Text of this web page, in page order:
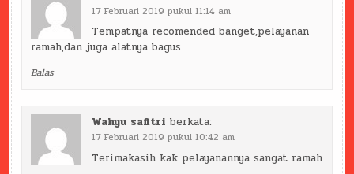
17 Februari 2019 pukul 11:14 am
Tempatnya recomended banget,pelayanan
ramah,dan juga alatnya bagus
Balas
Wahyu safitri berkata:
17 Februari 2019 pukul 10:42 am
Terimakasih kak pelayanannya sangat ramah